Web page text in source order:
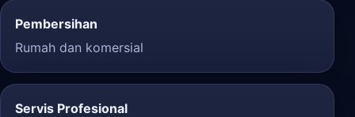
Pembersihan
Rumah dan komersial
Servis Profesional